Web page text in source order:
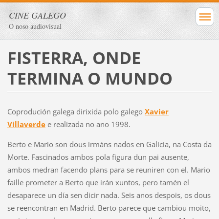
CINE GALEGO
O noso audiovisual
FISTERRA, ONDE
TERMINA O MUNDO
Coprodución galega dirixida polo galego Xavier
Villaverdee realizada no ano 1998.
Berto e Mario son dous irmáns nados en Galicia, na Costa da
Morte. Fascinados ambos pola figura dun pai ausente,
ambos medran facendo plans para se reuniren con el. Mario
faille prometer a Berto que irán xuntos, pero tamén el
desaparece un día sen dicir nada. Seis anos despois, os dous
se reencontran en Madrid. Berto parece que cambiou moito,